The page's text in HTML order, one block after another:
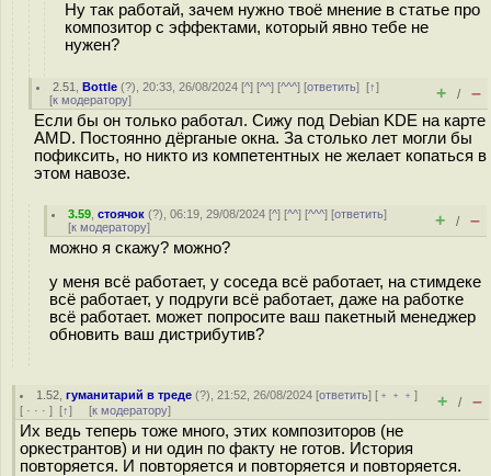
Ну так работай, зачем нужно твоё мнение в статье про
композитор с эффектами, который явно тебе не
нужен?
2.51 ,Bottle (?), 20:33, 26/08/2024 [^] [^^] [^^^] [ответить][↑]
[к модератору] + / –
Если бы он только работал. Сижу под Debian KDE на карте
AMD. Постоянно дёрганые окна. За столько лет могли бы
пофиксить, но никто из компетентных не желает копаться в
этом навозе.
3.59 ,стоячок (?), 06:19, 29/08/2024 [^] [^^] [^^^] [ответить]
[к модератору] + / –
можно я скажу? можно?
у меня всё работает, у соседа всё работает, на стимдеке
всё работает, у подруги всё работает, даже на работке
всё работает. может попросите ваш пакетный менеджер
обновить ваш дистрибутив?
1.52 ,гуманитарий в треде (?), 21:52, 26/08/2024 [ответить] [ ﹢﹢﹢]
[ · · · ] [↑] [к модератору] + / –
Их ведь теперь тоже много, этих композиторов (не
оркестрантов) и ни один по факту не готов. История
повторяется. И повторяется и повторяется и повторяется.